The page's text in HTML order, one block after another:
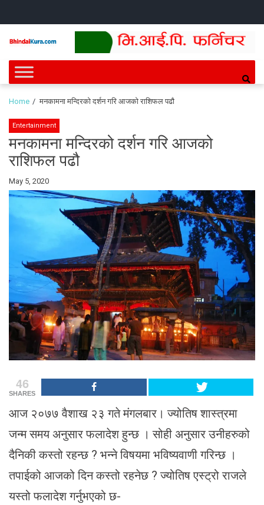
Bhindai Kura
News and entertainment.
Home मनकामना मन्दिरको दर्शन गरि आजको राशिफल पढौ
Entertainment
मनकामना मन्दिरको दर्शन गरि आजको
राशिफल पढौ
By
Bhindai
May 5, 2020
46
SHARES
आज २०७७ वैशाख २३ गते मंगलबार। ज्योतिष शास्त्रमा
जन्म समय अनुसार फलादेश हुन्छ । सोही अनुसार उनीहरुको
दैनिकी कस्तो रहन्छ ? भन्ने विषयमा भविष्यवाणी गरिन्छ ।
तपाईको आजको दिन कस्तो रहनेछ ? ज्योतिष एस्ट्रो राजले
यस्तो फलादेश गर्नुभएको छ-